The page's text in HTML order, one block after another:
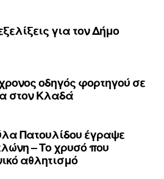
για τον Δήμο
οδηγός φορτηγού σε
στον Κλαδά
Πατουλίδου έγραψε
– Το χρυσό που
αθλητισμό